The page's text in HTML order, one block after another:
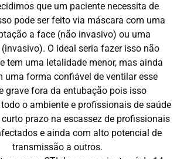
que um paciente necessita de
pode ser feito via máscara com uma
a face (não invasivo) ou uma
O ideal seria fazer isso não
tem uma letalidade menor, mas ainda
uma forma confiável de ventilar esse
grave fora da entubação pois isso
o ambiente e profissionais de saúde
prazo na escassez de profissionais
e ainda com alto potencial de
transmissão a outros.